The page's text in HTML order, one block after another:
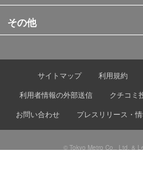
その他
サイトマップ 利用規約
利用者情報の外部送信
クチコミ
お問い合わせ
プレスリリース・
© Tokyo Metro Co., Ltd. &